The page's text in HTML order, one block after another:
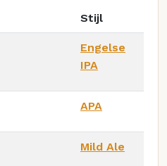
Stijl
Engelse
IPA
APA
Mild Ale